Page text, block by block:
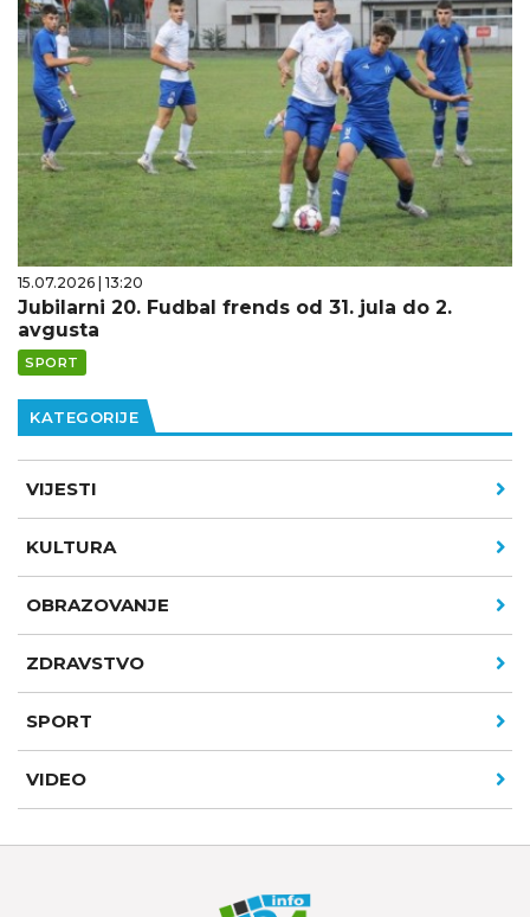
15.07.2026 | 13:20
Jubilarni 20. Fudbal frends od 31. jula do 2.
avgusta
SPORT
KATEGORIJE
VIJESTI
KULTURA
OBRAZOVANJE
ZDRAVSTVO
SPORT
VIDEO